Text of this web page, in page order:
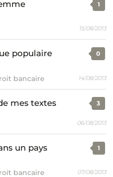
1
15/08/2013
populaire
bancaire
0
14/08/2013
mes textes 3
06/08/2013
un pays
bancaire
1
07/08/2013